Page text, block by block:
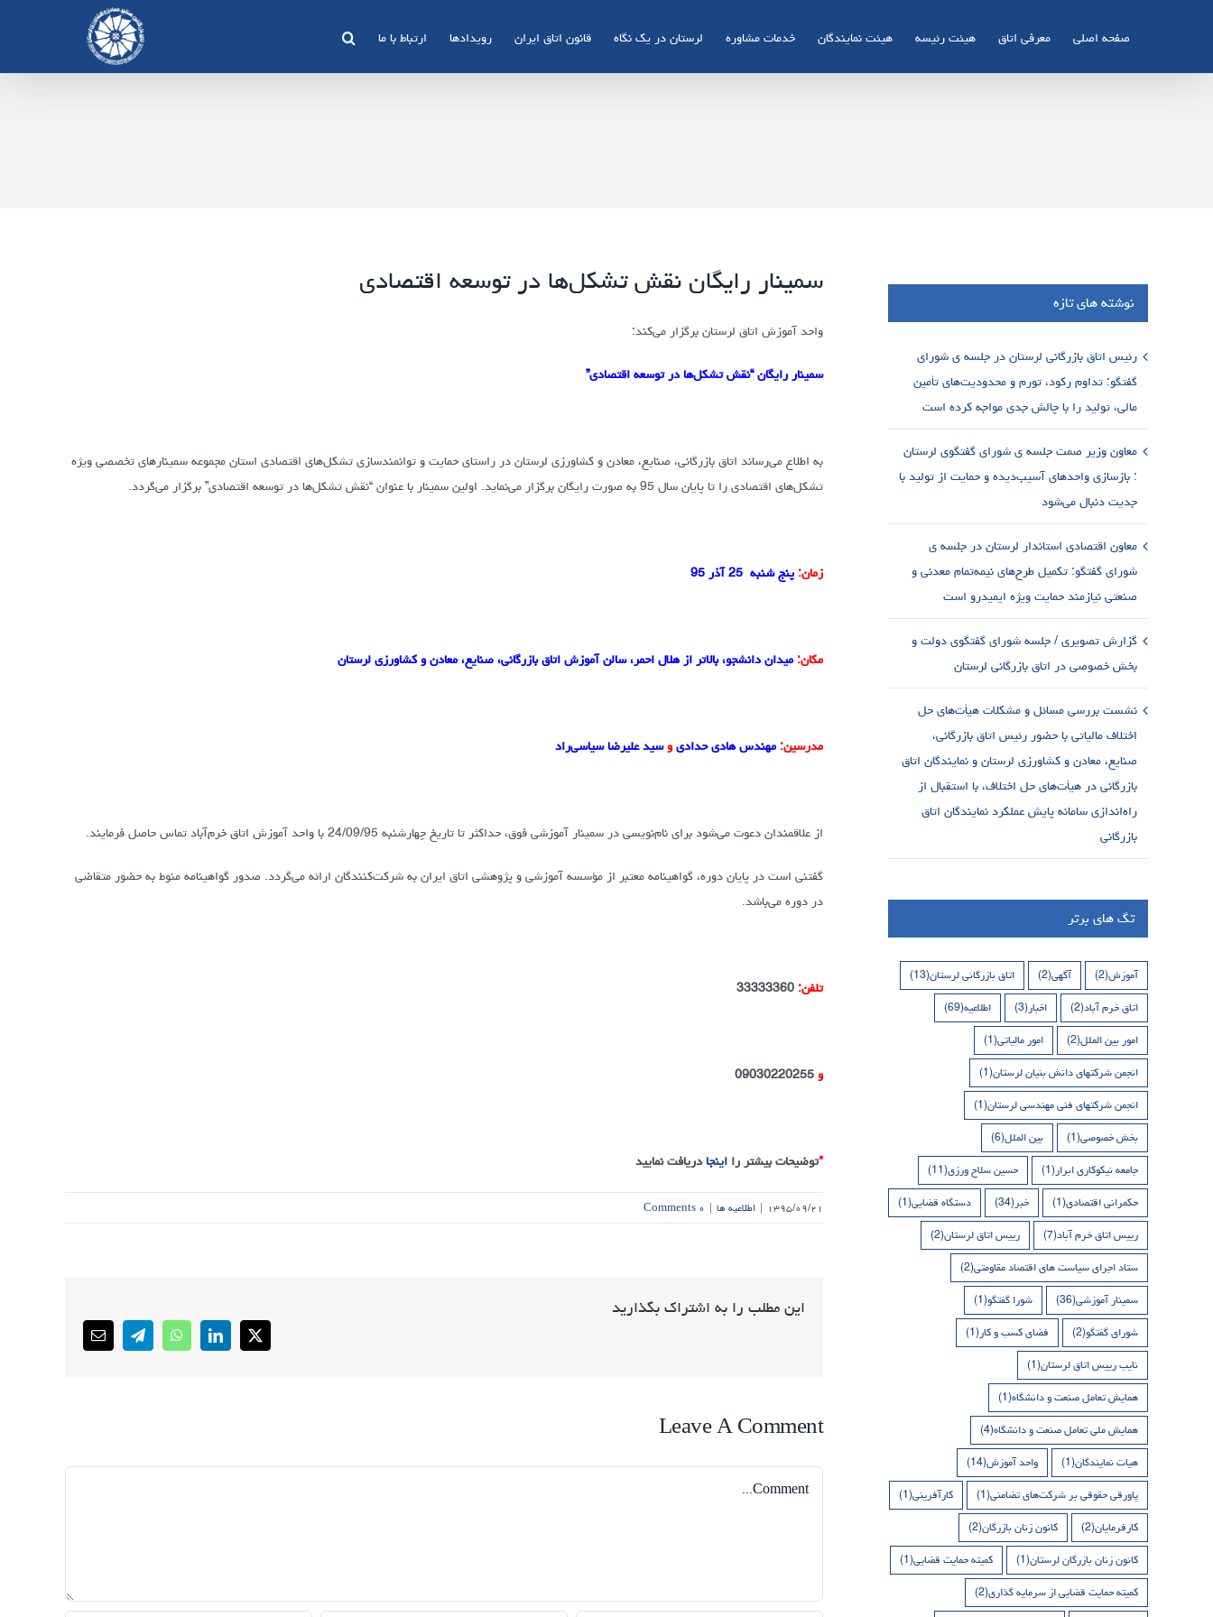
صفحه اصلی معرفی اتاق هیئت رئیسه هیئت نمایندگان خدمات مشاوره لرستان در یک نگاه قانون اتاق ایران رویدادها ارتباط با ما
سمینار رایگان نقش تشکل‌ها در توسعه اقتصادی
واحد آموزش اتاق لرستان برگزار می‌کند:
سمینار رایگان “نقش تشکل‌ها در توسعه اقتصادی”
به اطلاع می‌رساند اتاق بازرگانی، صنایع، معادن و کشاورزی لرستان در راستای حمایت و توانمندسازی تشکل‌های اقتصادی استان مجموعه سمینارهای تخصصی ویژه
تشکل‌های اقتصادی را تا پایان سال 95 به صورت رایگان برگزار می‌نماید. اولین سمینار با عنوان “نقش تشکل‌ها در توسعه اقتصادی” برگزار می‌گردد.
زمان:پنج شنبه 25 آذر 95
مکان:میدان دانشجو، بالاتر از هلال احمر، سالن آموزش اتاق بازرگانی، صنایع، معادن و کشاورزی لرستان
مدرسین:مهندس هادی حدادیوسید علیرضا سیاسی‌راد
از علاقمندان دعوت می‌شود برای نام‌نویسی در سمینار آموزشی فوق، حداکثر تا تاریخ چهارشنبه 24/09/95 با واحد آموزش اتاق خرم‌آباد تماس حاصل فرمایند.
گفتنی است در پایان دوره، گواهینامه معتبر از مؤسسه آموزشی و پژوهشی اتاق ایران به شرکت‌کنندگان ارائه می‌گردد. صدور گواهینامه منوط به حضور متقاضی
در دوره می‌باشد.
تلفن:
و09030220255
*توضیحات بیشتر رااینجادریافت نمایید
۱۳۹۵/۰۹/۲۱ | اطلاعیه ها | ۰ Comments
این مطلب را به اشتراک بگذارید
X
LinkedIn
WhatsApp
Telegram
Email
Leave A Comment
نوشته های تازه
رئیس اتاق بازرگانی لرستان در جلسه ی شورای
گفتگو: تداوم رکود، تورم و محدودیت‌های تأمین
مالی، تولید را با چالش جدی مواجه کرده است
معاون وزیر صمت جلسه ی شورای گفتگوی لرستان
: بازسازی واحدهای آسیب‌دیده و حمایت از تولید با
جدیت دنبال می‌شود
معاون اقتصادی استاندار لرستان در جلسه ی
شورای گفتگو: تکمیل طرح‌های نیمه‌تمام معدنی و
صنعتی نیازمند حمایت ویژه ایمیدرو است
گزارش تصویری / جلسه شورای گفتگوی دولت و
بخش خصوصی در اتاق بازرگانی لرستان
نشست بررسی مسائل و مشکلات هیأت‌های حل
اختلاف مالیاتی با حضور رئیس اتاق بازرگانی،
صنایع، معادن و کشاورزی لرستان و نمایندگان اتاق
بازرگانی در هیأت‌های حل اختلاف، با استقبال از
راه‌اندازی سامانه پایش عملکرد نمایندگان اتاق
بازرگانی
تگ های برتر
آموزش(2) آگهی(2) اتاق بازرگانی لرستان(13)
اتاق خرم آباد(2) اخبار(3) اطلاعیه(69)
امور بین الملل(2) امور مالیاتی(1)
انجمن شرکتهای دانش بنیان لرستان(1)
انجمن شرکتهای فنی مهندسی لرستان(1)
بخش خصوصی(1) بین الملل(6)
جامعه نیکوکاری ابرار(1) حسین سلاح ورزی(11)
حکمرانی اقتصادی(1) خبر(34) دستگاه قضایی(1)
رییس اتاق خرم آباد(7) رییس اتاق لرستان(2)
ستاد اجرای سیاست های اقتصاد مقاومتی(2)
سمینار آموزشی(36) شورا گفتگو(1)
شورای گفتگو(2) فضای کسب و کار(1)
نایب رییس اتاق لرستان(1)
همایش تعامل صنعت و دانشگاه(1)
همایش ملی تعامل صنعت و دانشگاه(4)
هیات نمایندگان(1) واحد آموزش(14)
پاورقی حقوقی بر شرکت‌های تضامنی(1) کارآفرینی(1)
کارفرمایان(2) کانون زنان بازرگان(2)
کانون زنان بازرگان لرستان(1) کمیته حمایت قضایی(1)
کمیته حمایت قضایی از سرمایه گذاری(2)